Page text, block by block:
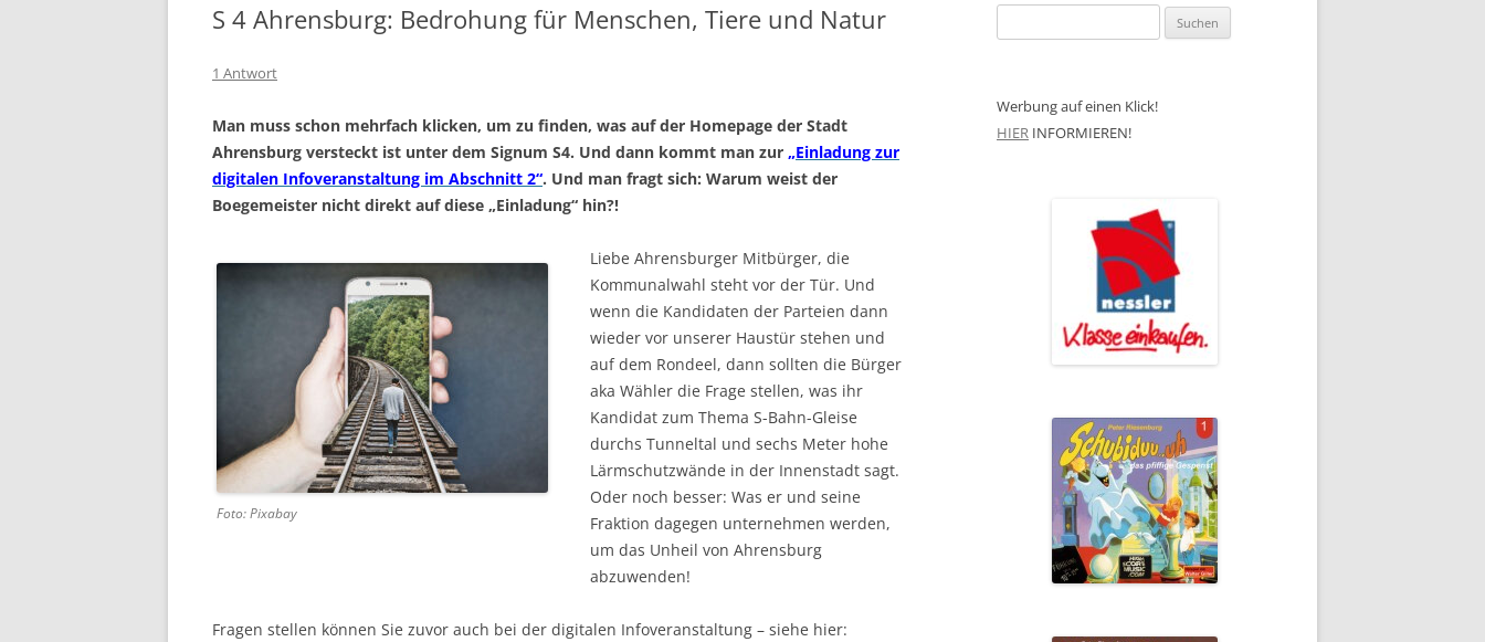
S 4 Ahrensburg: Bedrohung für Menschen, Tiere und Natur
1 Antwort
Man muss schon mehrfach klicken, um zu finden, was auf der Homepage der Stadt
Ahrensburg versteckt ist unter dem Signum S4. Und dann kommt man zur „Einladung zur
digitalen Infoveranstaltung im Abschnitt 2“. Und man fragt sich: Warum weist der
Boegemeister nicht direkt auf diese „Einladung“ hin?!
Foto: Pixabay
Liebe Ahrensburger Mitbürger, die
Kommunalwahl steht vor der Tür. Und
wenn die Kandidaten der Parteien dann
wieder vor unserer Haustür stehen und
auf dem Rondeel, dann sollten die Bürger
aka Wähler die Frage stellen, was ihr
Kandidat zum Thema S-Bahn-Gleise
durchs Tunneltal und sechs Meter hohe
Lärmschutzwände in der Innenstadt sagt.
Oder noch besser: Was er und seine
Fraktion dagegen unternehmen werden,
um das Unheil von Ahrensburg
abzuwenden!
Fragen stellen können Sie zuvor auch bei der digitalen Infoveranstaltung – siehe hier:
nach:
Werbung auf einen Klick!
HIER INFORMIEREN!